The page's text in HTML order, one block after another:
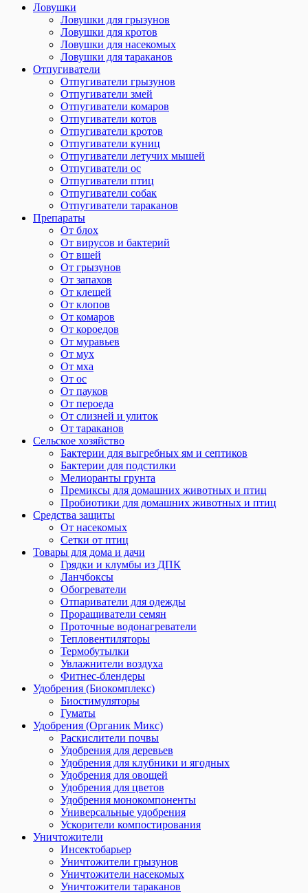
Ловушки
Ловушки для грызунов
Ловушки для кротов
Ловушки для насекомых
Ловушки для тараканов
Отпугиватели
Отпугиватели грызунов
Отпугиватели змей
Отпугиватели комаров
Отпугиватели котов
Отпугиватели кротов
Отпугиватели куниц
Отпугиватели летучих мышей
Отпугиватели ос
Отпугиватели птиц
Отпугиватели собак
Отпугиватели тараканов
Препараты
От блох
От вирусов и бактерий
От вшей
От грызунов
От запахов
От клещей
От клопов
От комаров
От короедов
От муравьев
От мух
От мха
От ос
От пауков
От пероеда
От слизней и улиток
От тараканов
Сельское хозяйство
Бактерии для выгребных ям и септиков
Бактерии для подстилки
Мелиоранты грунта
Премиксы для домашних животных и птиц
Пробиотики для домашних животных и птиц
Средства защиты
От насекомых
Сетки от птиц
Товары для дома и дачи
Грядки и клумбы из ДПК
Ланчбоксы
Обогреватели
Отпариватели для одежды
Проращиватели семян
Проточные водонагреватели
Тепловентиляторы
Термобутылки
Увлажнители воздуха
Фитнес-блендеры
Удобрения (Биокомплекс)
Биостимуляторы
Гуматы
Удобрения (Органик Микс)
Раскислители почвы
Удобрения для деревьев
Удобрения для клубники и ягодных
Удобрения для овощей
Удобрения для цветов
Удобрения монокомпоненты
Универсальные удобрения
Ускорители компостирования
Уничтожители
Инсектобарьер
Уничтожители грызунов
Уничтожители насекомых
Уничтожители тараканов